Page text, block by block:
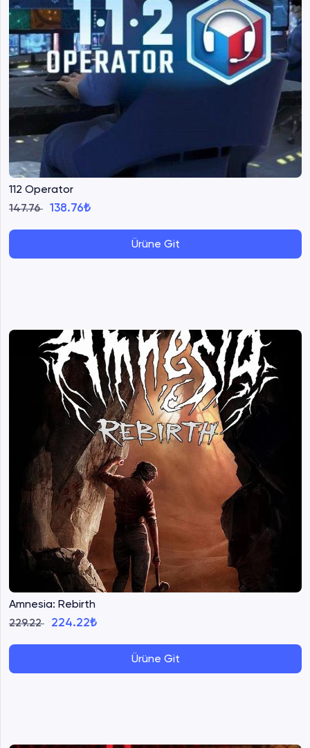
112 Operator
147.76 138.76₺
Ürüne Git
Amnesia: Rebirth
229.22 224.22₺
Ürüne Git